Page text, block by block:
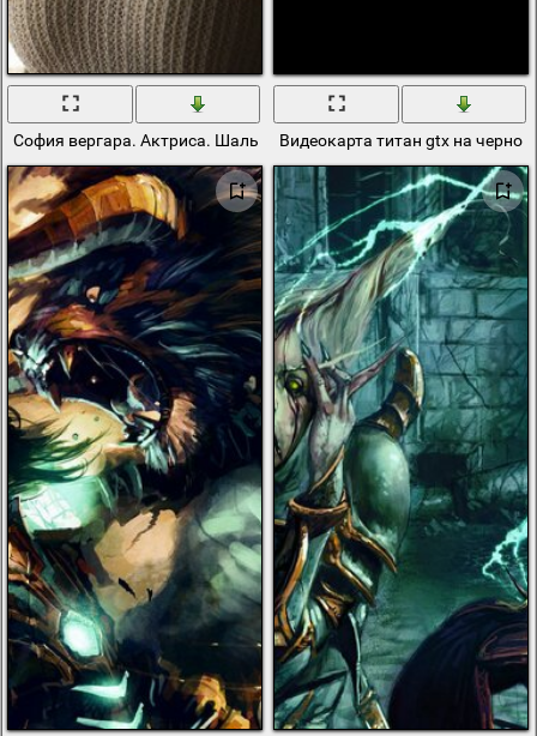
София вергара. Актриса. Шальная картаВидеокарта титан gtx на